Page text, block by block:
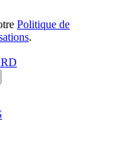
Politique de
.